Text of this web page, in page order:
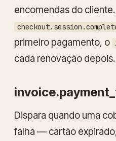
encomendas do
primeiro pagamento, o
cada renovação depois.
Dispara quando uma
falha — cartão